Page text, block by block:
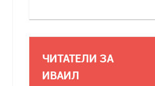
ЧИТАТЕЛИ ЗА
ИВАИЛ